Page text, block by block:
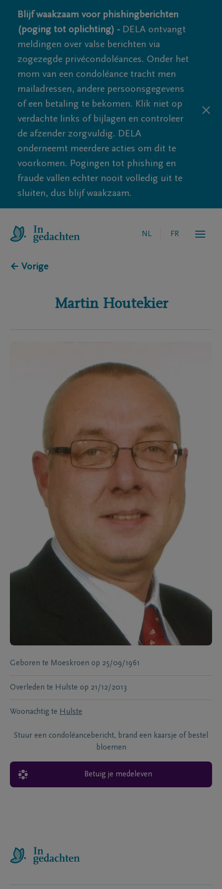
Blijf waakzaam voor phishingberichten
(poging tot oplichting) - DELA ontvangt
meldingen over valse berichten via
zogezegde privécondoléances. Onder het
mom van een condoléance tracht men
mailadressen, andere persoonsgegevens
of een betaling te bekomen. Klik niet op
verdachte links of bijlagen en controleer
de afzender zorgvuldig. DELA
onderneemt meerdere acties om dit te
voorkomen. Pogingen tot phishing en
fraude vallen echter nooit volledig uit te
sluiten, dus blijf waakzaam.
NL FR
← Vorige
Martin Houtekier
Geboren te Moeskroen op 25/09/1961
Overleden te Hulste op 21/12/2013
Woonachtig te Hulste
Stuur een condoléancebericht, brand een kaarsje of bestel
bloemen
Betuig je medeleven